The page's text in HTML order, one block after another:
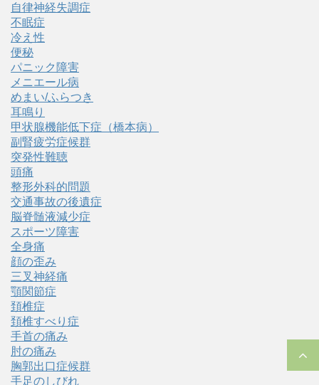
自律神経失調症
不眠症
冷え性
便秘
パニック障害
メニエール病
めまい/ふらつき
耳鳴り
甲状腺機能低下症（橋本病）
副腎疲労症候群
突発性難聴
頭痛
整形外科的問題
交通事故の後遺症
脳脊髄液減少症
スポーツ障害
全身痛
顔の歪み
三叉神経痛
顎関節症
頚椎症
頚椎すべり症
手首の痛み
肘の痛み
胸郭出口症候群
手足のしびれ